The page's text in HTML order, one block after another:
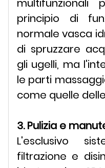
multifunzionali
principio di
normale vasca
di spruzzare
gli ugelli, ma
le parti
come quelle
3. Pulizia e
L'esclusivo
filtrazione e